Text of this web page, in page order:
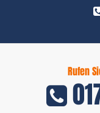
Rufen